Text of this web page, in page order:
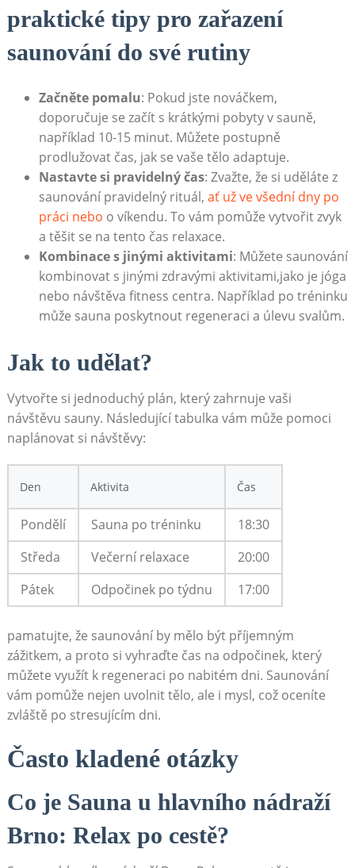
praktické tipy pro zařazení
saunování do své rutiny
Začněte pomalu: Pokud jste nováčkem,
doporučuje se začít s krátkými pobyty v sauně,
například 10-15 minut. Můžete postupně
prodlužovat čas, jak se vaše tělo adaptuje.
Nastavte si pravidelný čas: Zvažte, že si uděláte z
saunování pravidelný rituál, ať už ve všední dny po
práci nebo o víkendu. To vám pomůže vytvořit zvyk
a těšit se na tento čas relaxace.
Kombinace s jinými aktivitami: Můžete saunování
kombinovat s jinými zdravými aktivitami,jako je jóga
nebo návštěva fitness centra. Například po tréninku
může sauna poskytnout regeneraci a úlevu svalům.
Jak to udělat?
Vytvořte si jednoduchý plán, který zahrnuje vaši
návštěvu sauny. Následující tabulka vám může pomoci
naplánovat si návštěvy:
Den Aktivita Čas
Pondělí Sauna po tréninku
18:30
Středa
Večerní relaxace
20:00
Pátek
Odpočinek po týdnu 17:00
pamatujte, že saunování by mělo být příjemným
zážitkem, a proto si vyhraďte čas na odpočinek, který
můžete využít k regeneraci po nabitém dni. Saunování
vám pomůže nejen uvolnit tělo, ale i mysl, což oceníte
zvláště po stresujícím dni.
Často kladené otázky
Co je Sauna u hlavního nádraží
Brno: Relax po cestě?